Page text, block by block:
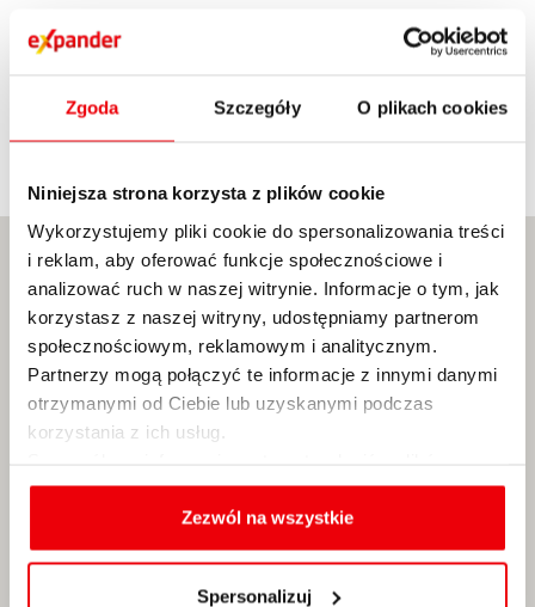
Zgoda Szczegóły O plikach cookies
Niniejsza strona korzysta z plików cookie
Wykorzystujemy pliki cookie do spersonalizowania treści
i reklam, aby oferować funkcje społecznościowe i
analizować ruch w naszej witrynie. Informacje o tym, jak
korzystasz z naszej witryny, udostępniamy partnerom
społecznościowym, reklamowym i analitycznym.
Partnerzy mogą połączyć te informacje z innymi danymi
otrzymanymi od Ciebie lub uzyskanymi podczas
korzystania z ich usług.
cookies, celu i sposobu korzystania z nich przez nas
oraz zmiany ustawień plików cookies a także ich
usuwania z przeglądarki internetowej, znajdują się
Zezwól na wszystkie
Spersonalizuj
Informacje
Wejście od Placu 3 Maja.